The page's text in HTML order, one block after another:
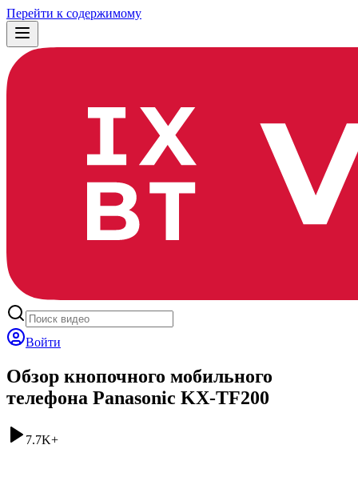
Перейти к содержимому
Войти
Обзор кнопочного мобильного
телефона Panasonic KX-TF200
7.7K+